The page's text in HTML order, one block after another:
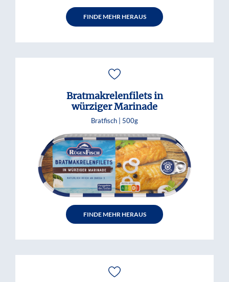
FINDE MEHR HERAUS
Bratmakrelenfilets in
würziger Marinade
Bratfisch | 500g
FINDE MEHR HERAUS